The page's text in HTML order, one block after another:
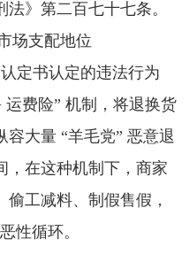
》第二百七十七条。
场支配地位
定书认定的违法行为
费险” 机制，将退换货
大量 “羊毛党” 恶意退
，在这种机制下，商家
工减料、制假售假，
性循环。